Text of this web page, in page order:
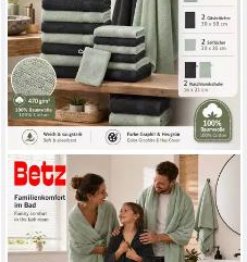
BETZ
Handtuch Set 12-tlg.
Handtücher-Set Premium,
100% Baumwolle (Set, 12-St),